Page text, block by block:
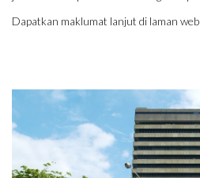
Dapatkan maklumat lanjut di laman web